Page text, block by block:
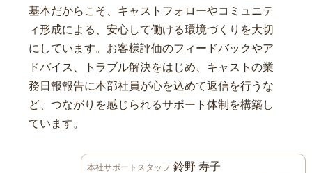
基本だからこそ、キャストフォローやコミュニテ
ィ形成による、安心して働ける環境づくりを大切
にしています。お客様評価のフィードバックやア
ドバイス、トラブル解決をはじめ、キャストの業
務日報報告に本部社員が心を込めて返信を行うな
ど、つながりを感じられるサポート体制を構築し
ています。
本社サポートスタッフ 鈴野 寿子